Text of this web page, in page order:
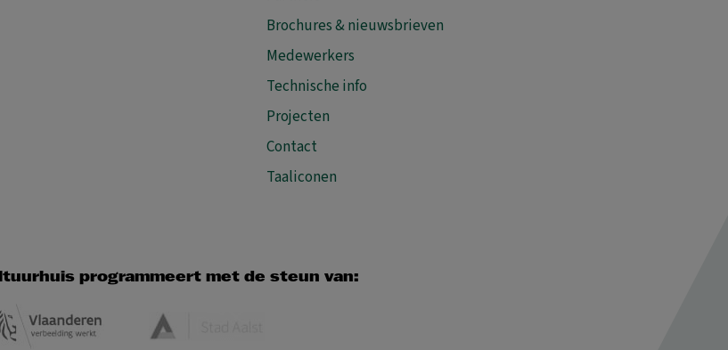
Brochures & nieuwsbrieven
Medewerkers
Technische info
Projecten
Contact
Taaliconen
programmeert met de steun van: